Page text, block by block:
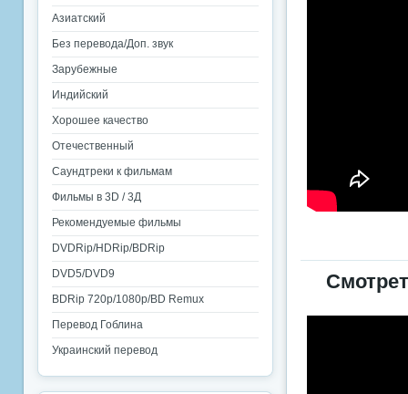
Азиатский
Без перевода/Доп. звук
Зарубежные
Индийский
Хорошее качество
Отечественный
Саундтреки к фильмам
Фильмы в 3D / 3Д
Рекомендуемые фильмы
DVDRip/HDRip/BDRip
DVD5/DVD9
BDRip 720p/1080p/BD Remux
Перевод Гоблина
Украинский перевод